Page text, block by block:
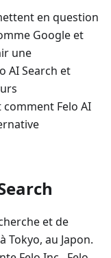
en question
Google et
une
AI Search et
Felo AI
et de
Tokyo, au Japon.